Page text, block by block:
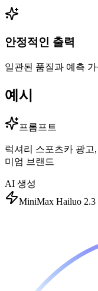
안정적인 출력
일관된 품질과 예측
예시
프롬프트
럭셔리 스포츠카 광고
미엄 브랜드
AI 생성
MiniMax Hailuo 2.3